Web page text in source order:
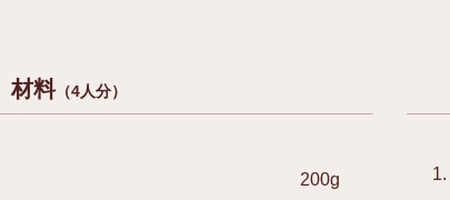
材料（4人分）
200g